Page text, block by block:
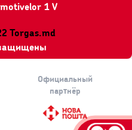
1 V
Torgas.md
Официальный
партнёр